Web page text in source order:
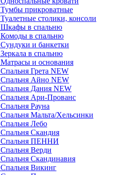
Тумбы прикроватные
Туалетные столики, консоли
Шкафы в спальню
Комоды в спальню
Сундуки и банкетки
Зеркала в спальню
Матрасы и основания
Спальня Грета NEW
Спальня Айно NEW
Спальня Дания NEW
Спальня Ари-Прованс
Спальня Рауна
Спальня Мальта/Хельсинки
Спальня Лебо
Спальня Скандия
Спальня ПЕННИ
Спальня Верди
Спальня Скандинавия
Спальня Викинг